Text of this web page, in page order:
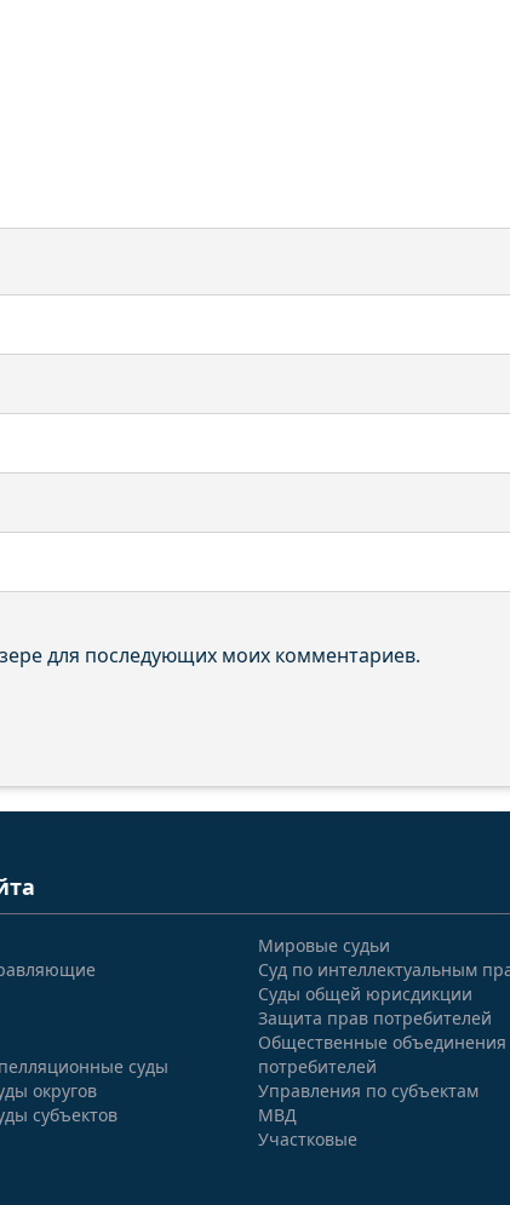
для последующих моих комментариев.
суды
округов
субъектов
Мировые судьи
Суд по интеллектуальным
Суды общей юрисдикции
Защита прав потребителей
Общественные объединения
потребителей
Управления по субъектам
МВД
Участковые